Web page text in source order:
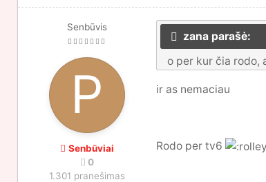
Senbūvis
Senbūviai
0
1.301 pranešimas
zana parašė:
o per kur čia rodo,
ir as nemaciau
Rodo per tv6